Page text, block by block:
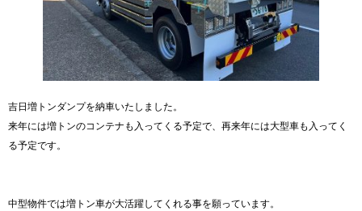
吉日増トンダンプを納車いたしました。
来年には増トンのコンテナも入ってくる予定で、再来年には大型車も入ってく
る予定です。
中型物件では増トン車が大活躍してくれる事を願っています。